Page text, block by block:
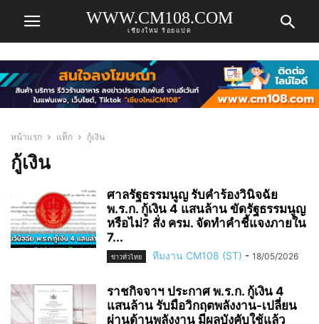
WWW.CM108.COM
เชียงใหม่ ร้อยแปด
หน้าแรก แท็ก กู้เงิน
กู้เงิน
ศาลรัฐธรรมนูญ รับคำร้องวินิจฉัย
พ.ร.ก. กู้เงิน 4 แสนล้าน ขัดรัฐธรรมนูญ
หรือไม่? สั่ง ครม. จัดทำคำชี้แจงภายใน
7...
ข่าวทั่วไทย ทีมงาน CM108 (ST) - 18/05/2026
ราชกิจจาฯ ประกาศ พ.ร.ก. กู้เงิน 4
แสนล้าน รับมือวิกฤตพลังงาน-เปลี่ยน
ผ่านด้านพลังงาน มีผลบังคับใช้แล้ว